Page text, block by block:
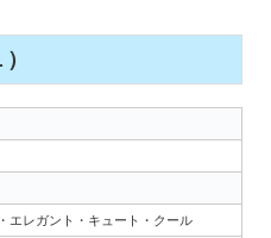
エレガント・キュート・クール